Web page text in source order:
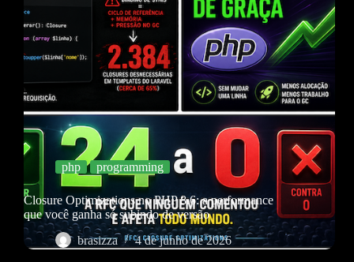
php programming
Closure Optimizations no PHP 8.6: a performance
que você ganha só subindo de versão
brasizza
4 de junho de 2026